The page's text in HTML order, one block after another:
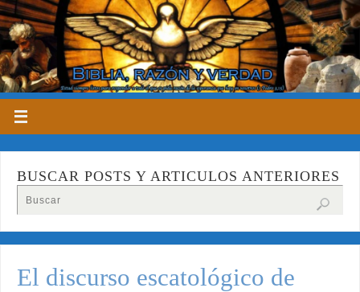
BUSCAR POSTS Y ARTICULOS ANTERIORES
El discurso escatológico de